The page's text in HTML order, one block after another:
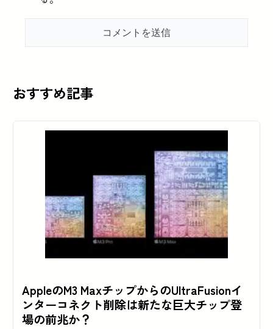
おすすめ記事
AppleのM3 MaxチップからのUltraFusionイ
ンターコネクト削除は新たな巨大チップ登
場の前兆か？